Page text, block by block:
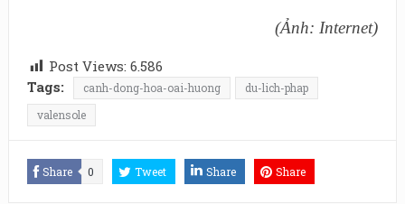
(Ảnh: Internet)
Post Views: 6.586
Tags:
canh-dong-hoa-oai-huong
du-lich-phap
valensole
Share 0 Tweet Share Share